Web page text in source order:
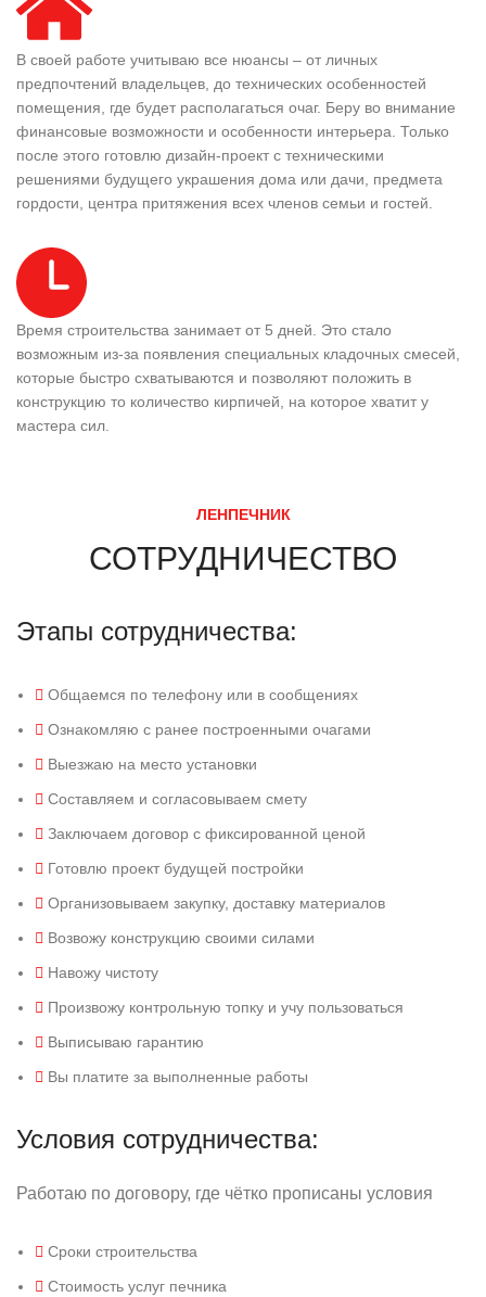
В своей работе учитываю все нюансы – от личных
предпочтений владельцев, до технических особенностей
помещения, где будет располагаться очаг. Беру во внимание
финансовые возможности и особенности интерьера. Только
после этого готовлю дизайн-проект с техническими
решениями будущего украшения дома или дачи, предмета
гордости, центра притяжения всех членов семьи и гостей.
Время строительства занимает от 5 дней. Это стало
возможным из-за появления специальных кладочных смесей,
которые быстро схватываются и позволяют положить в
конструкцию то количество кирпичей, на которое хватит у
мастера сил.
ЛЕНПЕЧНИК
СОТРУДНИЧЕСТВО
Условия сотрудничества:
Работаю по договору, где чётко прописаны условия
Сроки строительства
Стоимость услуг печника
Этапы сотрудничества:
Общаемся по телефону или в сообщениях
Ознакомляю с ранее построенными очагами
Выезжаю на место установки
Составляем и согласовываем смету
Заключаем договор с фиксированной ценой
Готовлю проект будущей постройки
Организовываем закупку, доставку материалов
Возвожу конструкцию своими силами
Навожу чистоту
Произвожу контрольную топку и учу пользоваться
Выписываю гарантию
Вы платите за выполненные работы